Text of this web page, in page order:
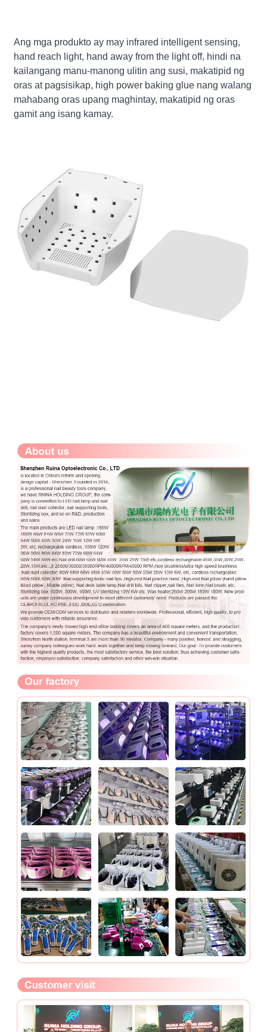
Ang mga produkto ay may infrared intelligent sensing,
hand reach light, hand away from the light off, hindi na
kailangang manu-manong ulitin ang susi, makatipid ng
oras at pagsisikap, high power baking glue nang walang
mahabang oras upang maghintay, makatipid ng oras
gamit ang isang kamay.